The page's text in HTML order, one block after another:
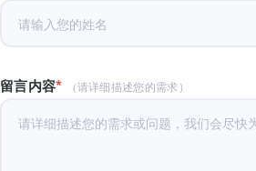
留言内容* （请详细描述您的需求）